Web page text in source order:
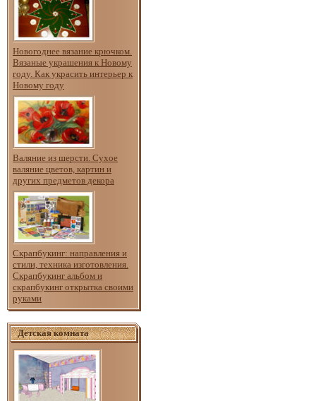
Новогоднее вязание крючком.
Вязаные украшения к Новому
году. Как украсить интерьер к
Новому году
Валяние из шерсти. Сухое
валяние цветов, картин и
других предметов декора
Скрапбукинг: направления и
стили, техника изготовления.
Скрапбукинг альбом и
скрапбукинг открытка своими
руками
Детская комната